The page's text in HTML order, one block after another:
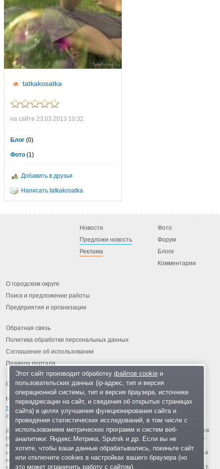
tatkakosatka
на сайте 23.03.2013 10:32
Блог (0)
Фото (1)
Добавить в друзья
Написать tatkakosatka
Новости
Предложи новость
Реклама
Фото
Форум
Блоги
Комментарии
О городском округе
Поиск и предложение работы
Предприятия и организации
Обратная связь
Политика обработки персональных данных
Соглашение об использовании
Правила портала
На информационном ресурсе применяются рекомендательные
технологии
© 2013-2026 «ОИНФО»,
сделано в Одинцово
Для читателей: В России признаны экстремистскими и запрещены организации ФБК
(Фонд борьбы с коррупцией, признан иноагентом), Штабы Навального, «Национал-
большевистская партия», «Свидетели Иеговы», «Армия воли народа», «Русский
общенациональный союз», «Движение против нелегальной иммиграции», «Правый
сектор», УНА-УНСО, УПА, «Тризуб им. Степана Бандеры», «Мизантропик дивижн»,
«Меджлис крымскотатарского народа», движение «Артподготовка», движение ЛГБТ,
Этот сайт производит обработку файлов cookieи
пользовательских данных (ip-адрес, тип и версия
операционной системы, тип и версия браузера, источнике
переадресации на сайт, и сведения об открытых страницах
сайта) в целях улучшения функционирования сайта и
проведения статистических исследований, в том числе с
использованием метрических программ и систем веб-
аналитики: Яндекс.Метрика, Sputnik и др. Если вы не
хотите, чтобы ваши данные обрабатывались, покиньте сайт
или отключите cookies в настройках вашего браузера (но
это может ограничить работу с сайтом).